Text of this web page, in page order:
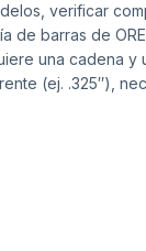
verificar
de barras de
una cadena y
(ej. .325″),